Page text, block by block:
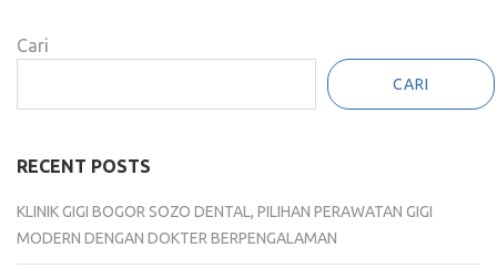
Cari
CARI
RECENT POSTS
KLINIK GIGI BOGOR SOZO DENTAL, PILIHAN PERAWATAN GIGI
MODERN DENGAN DOKTER BERPENGALAMAN